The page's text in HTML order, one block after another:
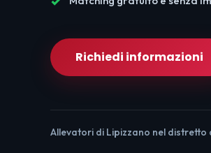
Richiedi informazioni
Allevatori di Lipizzano nel distretto